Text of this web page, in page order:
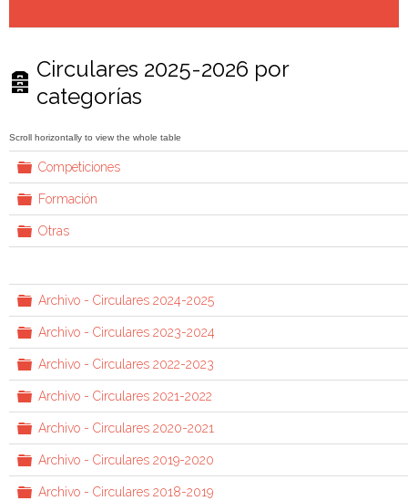
a
r
c
h
i
v
e
Circulares 2025-2026 por
categorías
C
a
r
p
e
t
Competiciones
C
a
r
p
Formación
C
a
t
Otras
C
a
r
p
e
t
a
Archivo - Circulares 2024-2025
C
a
r
p
e
t
a
Archivo - Circulares 2023-2024
C
a
r
p
e
t
a
Archivo - Circulares 2022-2023
C
a
r
p
e
t
a
Archivo - Circulares 2021-2022
C
a
r
p
e
Archivo - Circulares 2020-2021
C
a
r
Archivo - Circulares 2019-2020
C Archivo - Circulares 2018-2019